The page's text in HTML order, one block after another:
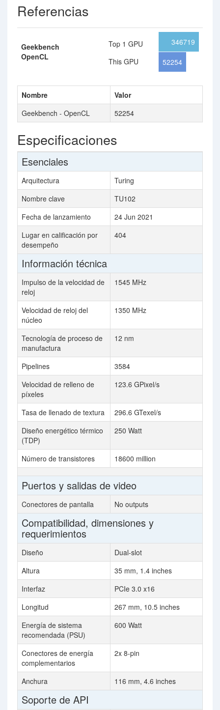
Referencias
Geekbench
OpenCL
Top 1 GPU
This GPU
346719
52254
Nombre
Valor
Geekbench - OpenCL
52254
Especificaciones
Esenciales
Arquitectura
Turing
Nombre clave
TU102
Fecha de lanzamiento
24 Jun 2021
Lugar en calificación por
desempeño
404
Información técnica
Impulso de la velocidad de
reloj
1545 MHz
Velocidad de reloj del
núcleo
1350 MHz
Tecnología de proceso de
manufactura
12 nm
Pipelines
3584
Velocidad de relleno de
píxeles
123.6 GPixel/s
Tasa de llenado de textura
296.6 GTexel/s
Diseño energético térmico
(TDP)
250 Watt
Número de transistores 18600 million
Puertos y salidas de video
Conectores de pantalla No outputs
Compatibilidad, dimensiones y
requerimientos
Diseño
Dual-slot
Altura
35 mm, 1.4 inches
Interfaz
PCIe 3.0 x16
Longitud
267 mm, 10.5 inches
Energía de sistema
recomendada (PSU)
600 Watt
Conectores de energía
complementarios
2x 8-pin
Anchura 116 mm, 4.6 inches
Soporte de API